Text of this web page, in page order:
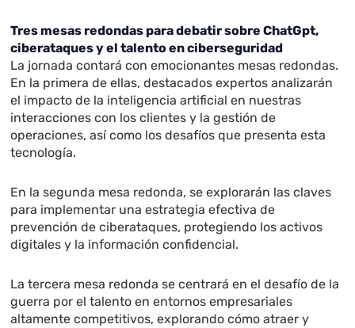
Tres mesas redondas para debatir sobre ChatGpt,
ciberataques y el talento en ciberseguridad
La jornada contará con emocionantes mesas redondas.
En la primera de ellas, destacados expertos analizarán
el impacto de la inteligencia artificial en nuestras
interacciones con los clientes y la gestión de
operaciones, así como los desafíos que presenta esta
tecnología.
En la segunda mesa redonda, se explorarán las claves
para implementar una estrategia efectiva de
prevención de ciberataques, protegiendo los activos
digitales y la información confidencial.
La tercera mesa redonda se centrará en el desafío de la
guerra por el talento en entornos empresariales
altamente competitivos, explorando cómo atraer y